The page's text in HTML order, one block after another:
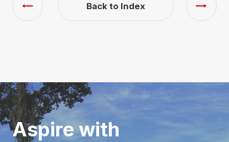
Back to Index
Aspire with